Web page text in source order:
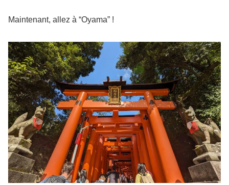
Maintenant, allez à “Oyama” !